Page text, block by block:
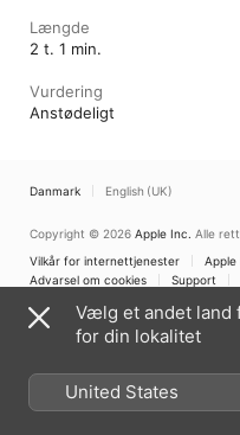
Længde
2 t. 1 min.
Vurdering
Anstødeligt
Danmark English (UK)
Copyright © 2026 Apple Inc. Alle
Vilkår for internettjenester
Apple
Advarsel om cookies
Support
Vælg et andet land
for din lokalitet
United States